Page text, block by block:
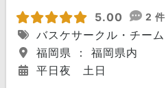
5.00
2 件
バスケサークル・チーム
福岡県 ： 福岡県内
平日夜 土日